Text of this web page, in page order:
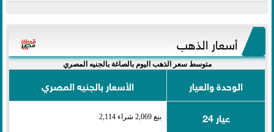
أسعار الذهب
متوسط سعر الذهب اليوم بالصاغة بالجنيه المصري
الوحدة والعيار
الأسعار بالجنيه المصري
عيار 24
بيع 2,069 شراء 2,114